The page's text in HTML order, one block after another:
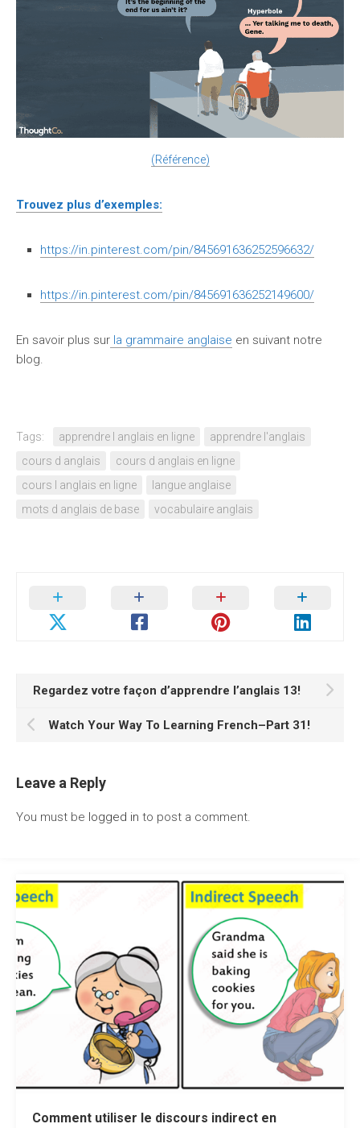
(Référence)
Trouvez plus d’exemples:
https://in.pinterest.com/pin/845691636252596632/
https://in.pinterest.com/pin/845691636252149600/
En savoir plus sur la grammaire anglaise en suivant notre
blog.
Tags: apprendre l anglais en ligne
apprendre l'anglais
cours d anglais
cours d anglais en ligne
cours l anglais en ligne
langue anglaise
mots d anglais de base
vocabulaire anglais
Regardez votre façon d’apprendre l’anglais 13!
Watch Your Way To Learning French–Part 31!
Leave a Reply
You must be logged in to post a comment.
Comment utiliser le discours indirect en